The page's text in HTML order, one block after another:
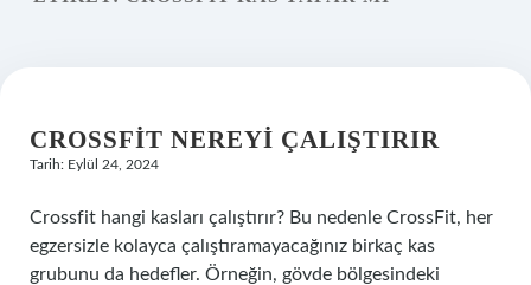
CROSSFIT NEREYI ÇALIŞTIRIR
Tarih: Eylül 24, 2024
Crossfit hangi kasları çalıştırır? Bu nedenle CrossFit, her
egzersizle kolayca çalıştıramayacağınız birkaç kas
grubunu da hedefler. Örneğin, gövde bölgesindeki